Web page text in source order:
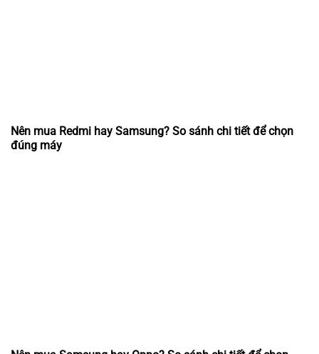
Nên mua Redmi hay Samsung? So sánh chi tiết để chọn
đúng máy